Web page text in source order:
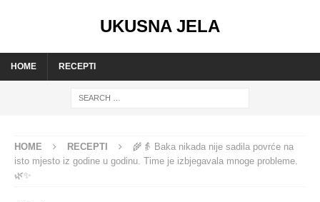
UKUSNA JELA
HOME RECEPTI
HOME RECEPTI
🌾👵 Baka nikada nije sadila povrće na
isto mjesto iz godine u godinu. Time je izbjegavala mnoge probleme.
🌿✨